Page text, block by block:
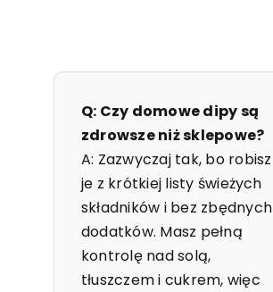
Q: Czy domowe dipy są
zdrowsze niż sklepowe?
A: Zazwyczaj tak, bo robisz
je z krótkiej listy świeżych
składników i bez zbędnych
dodatków. Masz pełną
kontrolę nad solą,
tłuszczem i cukrem, więc